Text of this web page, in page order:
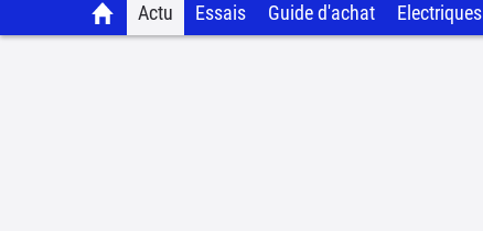
Actu Essais Guide d'achat Electriques